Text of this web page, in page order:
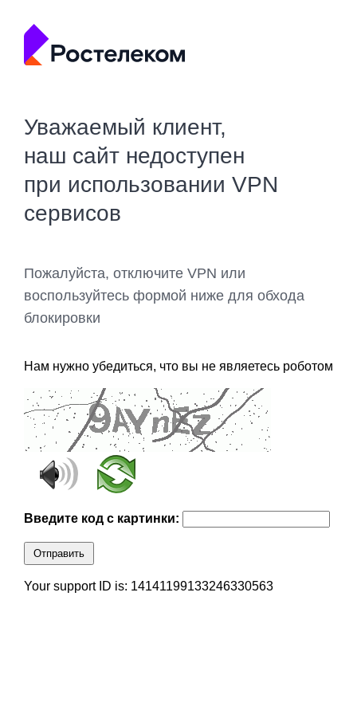
Уважаемый клиент,
наш сайт недоступен
при использовании VPN
сервисов
Пожалуйста, отключите VPN или
воспользуйтесь формой ниже для обхода
блокировки
Нам нужно убедиться, что вы не являетесь роботом
Введите код с картинки:
Отправить
Your support ID is: 14141199133246330563